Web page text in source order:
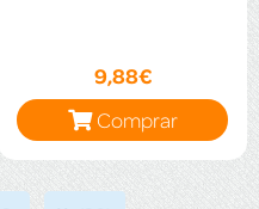
9,88€
Comprar